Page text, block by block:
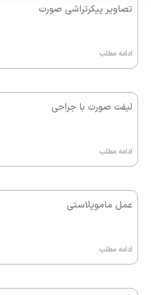
تصاویر پیکرتراشی صورت
ادامه مطلب
لیفت صورت با جراحی
ادامه مطلب
عمل ماموپلاستی
ادامه مطلب